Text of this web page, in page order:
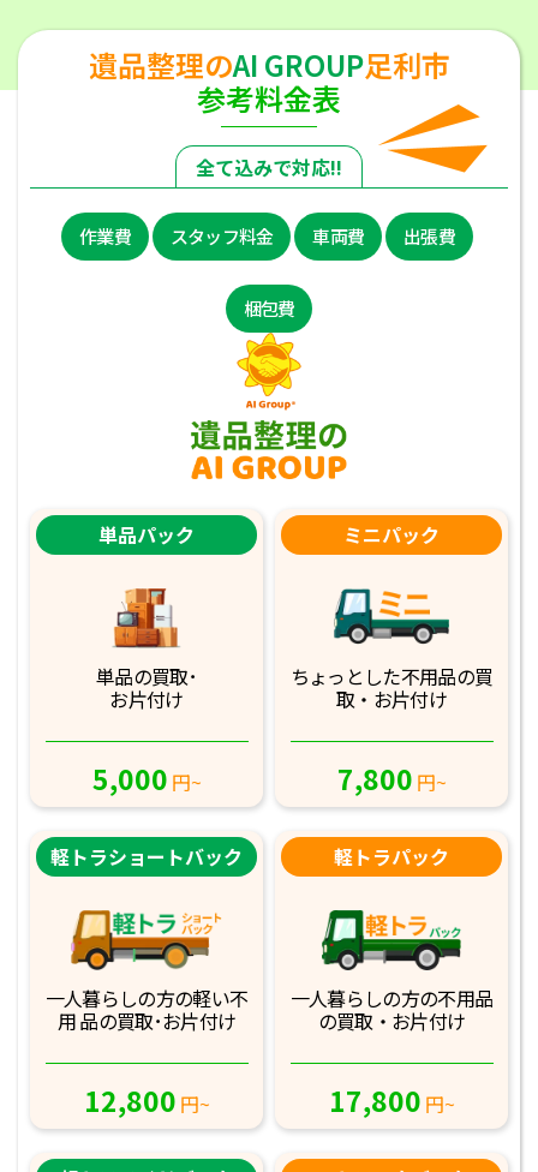
遺品整理のAI GROUP足利市
参考料金表
全て込みで対応!!
作業費 スタッフ料金 車両費 出張費
梱包費
単品パック
単品の買取･
お片付け
5,000 円~
ミニパック
ちょっとした不用品の買
取・お片付け
7,800 円~
軽トラショートバック
一人暮らしの方の軽い不
用 品の買取･お片付け
12,800 円~
軽トラパック
一人暮らしの方の不用品
の買取・お片付け
17,800 円~